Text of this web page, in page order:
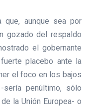
aunque sea por
gozado del respaldo
el gobernante
placebo ante la
el foco en los bajos
penúltimo, sólo
la Unión Europea- o